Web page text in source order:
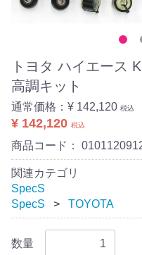
トヨタ ハイエース
高調キット
通常価格： ¥ 142,120 税込
¥ 142,120 税込
商品コード：
関連カテゴリ
SpecS
SpecS
TOYOTA
数量